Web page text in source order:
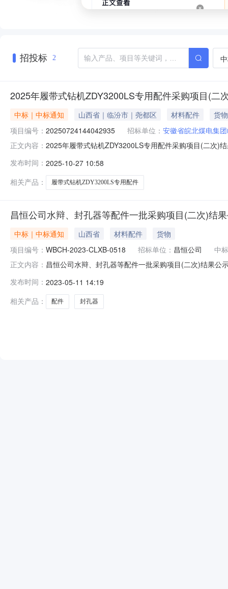
招投标 2
2025年履带式钻机ZDY3200LS专用配件采购项目(
中标｜中标通知 山西省｜临汾市｜尧都区 材料配件
货物
项目编号： 20250724144042935 招标单位： 安徽省皖北煤电集
正文内容： 2025年履带式钻机ZDY3200LS专用配件采购项目(二次)
中探机械制造有限公司registerPrice本项目采购公告视为
发布时间： 2025-10-27 10:58
相关产品：
履带式钻机ZDY3200LS专用配件
昌恒公司水辩、封孔器等配件一批采购项目(二次)结
中标｜中标通知 山西省 材料配件
货物
项目编号： WBCH-2023-CLXB-0518 招标单位： 昌恒公司
中
正文内容： 昌恒公司水辩、封孔器等配件一批采购项目(二次)结果
供应商双方合同的一部分。如对以上公示有疑问，请在
发布时间： 2023-05-11 14:19
相关产品：
配件 封孔器